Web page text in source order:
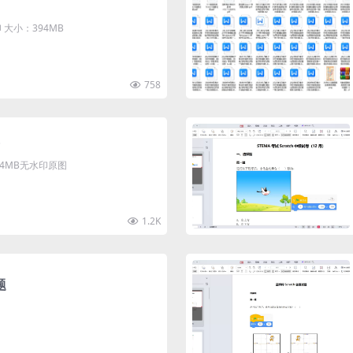
大小：394MB
758
无水印原图
1.2K